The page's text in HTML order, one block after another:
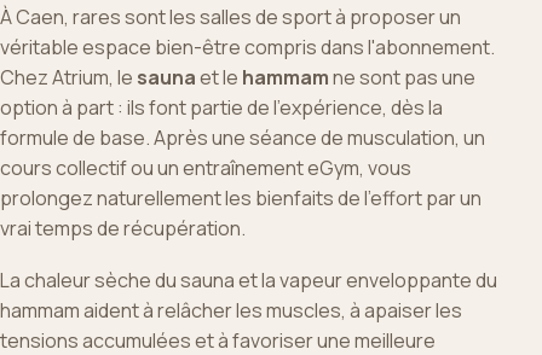
À Caen, rares sont les salles de sport à proposer un
véritable espace bien-être compris dans l'abonnement.
Chez Atrium, le saunaet le hammamne sont pas une
option à part : ils font partie de l'expérience, dès la
formule de base. Après une séance de musculation, un
cours collectif ou un entraînement eGym, vous
prolongez naturellement les bienfaits de l'effort par un
vrai temps de récupération.
La chaleur sèche du sauna et la vapeur enveloppante du
hammam aident à relâcher les muscles, à apaiser les
tensions accumulées et à favoriser une meilleure